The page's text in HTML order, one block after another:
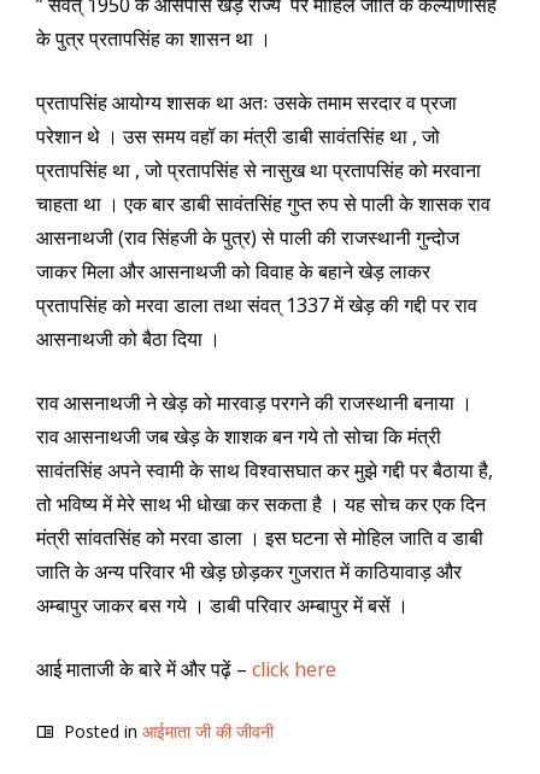
के पुत्र प्रतापसिंह का शासन था ।
प्रतापसिंह आयोग्य शासक था अतः उसके तमाम सरदार व प्रजा
परेशान थे । उस समय वहॉ का मंत्री डाबी सावंतसिंह था , जो
प्रतापसिंह था , जो प्रतापसिंह से नासुख था प्रतापसिंह को मरवाना
चाहता था । एक बार डाबी सावंतसिंह गुप्त रुप से पाली के शासक राव
आसनाथजी (राव सिंहजी के पुत्र) से पाली की राजस्थानी गुन्दोज
जाकर मिला और आसनाथजी को विवाह के बहाने खेड़ लाकर
प्रतापसिंह को मरवा डाला तथा संवत्‌ 1337 में खेड़ की गद्दी पर राव
आसनाथजी को बैठा दिया ।
राव आसनाथजी ने खेड़ को मारवाड़ परगने की राजस्थानी बनाया ।
राव आसनाथजी जब खेड़ के शाशक बन गये तो सोचा कि मंत्री
सावंतसिंह अपने स्वामी के साथ विश्वासघात कर मुझे गद्दी पर बैठाया है,
तो भविष्य में मेरे साथ भी धोखा कर सकता है । यह सोच कर एक दिन
मंत्री सांवतसिंह को मरवा डाला । इस घटना से मोहिल जाति व डाबी
जाति के अन्य परिवार भी खेड़ छोड़कर गुजरात में काठियावाड़ और
अम्बापुर जाकर बस गये । डाबी परिवार अम्बापुर में बसें ।
आई माताजी के बारे में और पढ़ें – click here
Posted in आईमाता जी की जीवनी